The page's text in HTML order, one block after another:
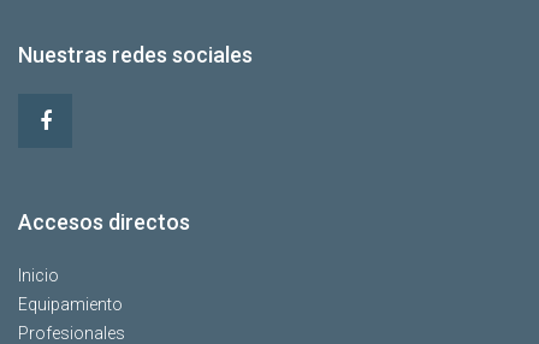
Nuestras redes sociales
Accesos directos
Inicio
Equipamiento
Profesionales